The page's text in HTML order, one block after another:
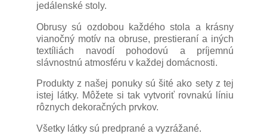
jedálenské stoly.
Obrusy sú ozdobou každého stola a krásny
vianočný motív na obruse, prestieraní a iných
textíliách navodí pohodovú a príjemnú
slávnostnú atmosféru v každej domácnosti.
Produkty z našej ponuky sú šité ako sety z tej
istej látky. Môžete si tak vytvoriť rovnakú líniu
rôznych dekoračných prvkov.
Všetky látky sú predprané a vyzrážané.